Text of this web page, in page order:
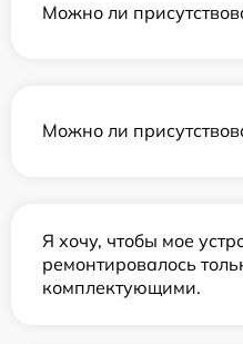
Можно ли
Можно ли
Я хочу, чтобы мое
ремонтировалось
комплектующими.